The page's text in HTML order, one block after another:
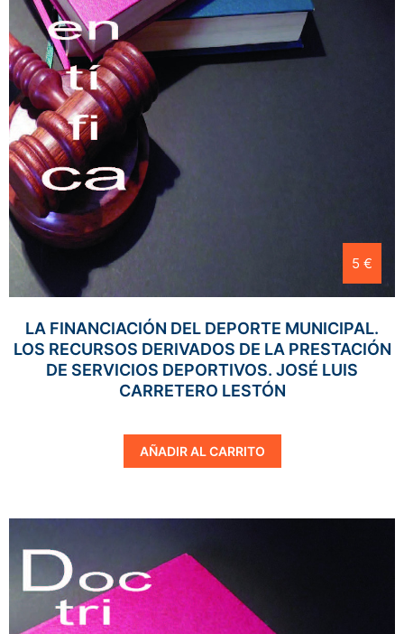
5 €
LA FINANCIACIÓN DEL DEPORTE MUNICIPAL.
LOS RECURSOS DERIVADOS DE LA PRESTACIÓN
DE SERVICIOS DEPORTIVOS. JOSÉ LUIS
CARRETERO LESTÓN
AÑADIR AL CARRITO